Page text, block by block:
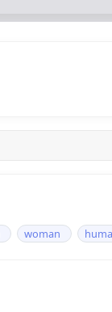
woman